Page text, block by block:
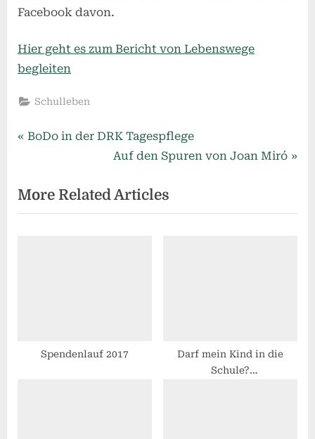
Facebook davon.
Hier geht es zum Bericht von Lebenswege
begleiten
Schulleben
Beitragsnavigation
P
v
i
BoDo in der DRK Tagespflege
N
x
t
Auf den Spuren von Joan Miró
More Related Articles
Spendenlauf 2017
Darf mein Kind in die
Schule?